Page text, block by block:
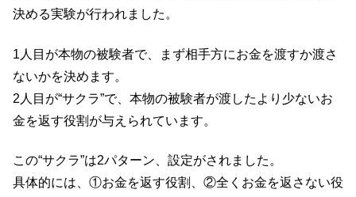
決める実験が行われました。
1人目が本物の被験者で、まず相手方にお金を渡すか渡さ
ないかを決めます。
2人目が“サクラ”で、本物の被験者が渡したより少ないお
金を返す役割が与えられています。
この“サクラ”は2パターン、設定がされました。
具体的には、①お金を返す役割、②全くお金を返さない役